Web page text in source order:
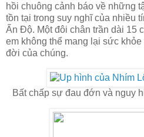
hồi chuông cảnh báo về những
tồn tại trong suy nghĩ của nhiều
Ấn Độ. Một đôi chân trần dài 15
em không thể mang lại sức
đời của chúng.
Bất chấp sự đau đớn và nguy